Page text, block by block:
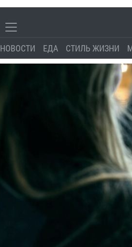
НОВОСТИ ЕДА СТИЛЬ ЖИЗНИ